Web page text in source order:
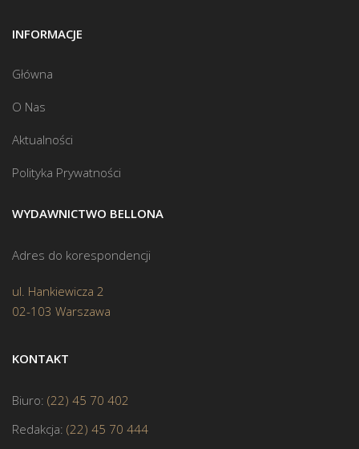
INFORMACJE
Główna
O Nas
Aktualności
Polityka Prywatności
WYDAWNICTWO BELLONA
Adres do korespondencji
ul. Hankiewicza 2
02-103 Warszawa
KONTAKT
Biuro: (22) 45 70 402
Redakcja: (22) 45 70 444